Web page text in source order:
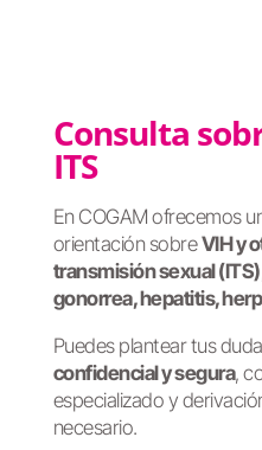
Consulta
ITS
En COGAM ofrecemos
orientación sobreVIH y
transmisión sexual (ITS)
gonorrea, hepatitis,
Puedes plantear tus
confidencial y segura,
especializado y
necesario.